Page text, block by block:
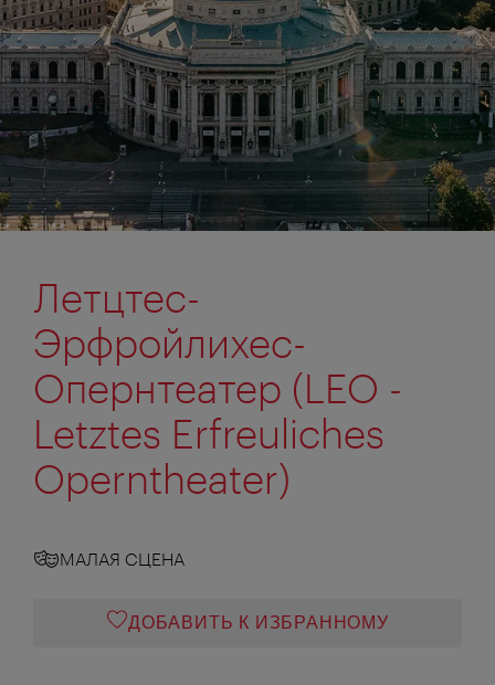
Летцтес-
Эрфройлихес-
Опернтеатер (LEO -
Letztes Erfreuliches
Operntheater)
МАЛАЯ СЦЕНА
ДОБАВИТЬ К ИЗБРАННОМУ